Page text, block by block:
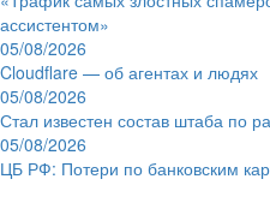
ассистентом»
05/08/2026
Cloudflare — об агентах и людях
05/08/2026
Стал известен состав штаба по
05/08/2026
ЦБ РФ: Потери по банковским